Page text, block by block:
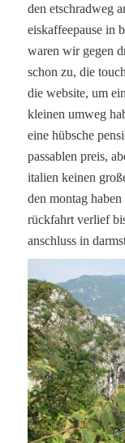
den etschradweg
eiskaffeepause in
waren wir gegen
schon zu, die
die website, um
kleinen umweg
eine hübsche
passablen preis,
italien keinen
den montag
rückfahrt verlief
anschluss in